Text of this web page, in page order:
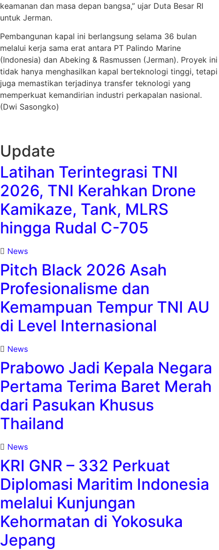
keamanan dan masa depan bangsa,” ujar Duta Besar RI
untuk Jerman.
Pembangunan kapal ini berlangsung selama 36 bulan
melalui kerja sama erat antara PT Palindo Marine
(Indonesia) dan Abeking & Rasmussen (Jerman). Proyek ini
tidak hanya menghasilkan kapal berteknologi tinggi, tetapi
juga memastikan terjadinya transfer teknologi yang
memperkuat kemandirian industri perkapalan nasional.
(Dwi Sasongko)
Update
Latihan Terintegrasi TNI
2026, TNI Kerahkan Drone
Kamikaze, Tank, MLRS
hingga Rudal C-705
News
Pitch Black 2026 Asah
Profesionalisme dan
Kemampuan Tempur TNI AU
di Level Internasional
News
Prabowo Jadi Kepala Negara
Pertama Terima Baret Merah
dari Pasukan Khusus
Thailand
News
KRI GNR – 332 Perkuat
Diplomasi Maritim Indonesia
melalui Kunjungan
Kehormatan di Yokosuka
Jepang